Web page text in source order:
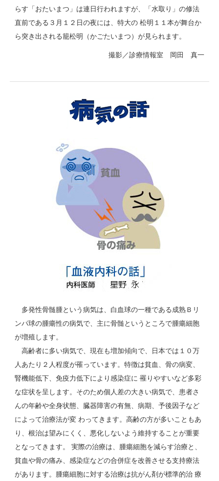
らす「おたいまつ」は連日行われますが、「水取り」の修法
直前である３月１２日の夜には、特大の 松明１１本が舞台か
ら突き出される籠松明（かごたいまつ）が見られます。
撮影／診療情報室 岡田 真一
多発性骨髄腫という病気は、白血球の一種である成熟Ｂリ
ンパ球の腫瘍性の病気で、主に骨髄というところで腫瘍細胞
が増殖します。
高齢者に多い病気で、現在も増加傾向で、日本では１０万
人あたり２人程度が罹っています。特徴は貧血、骨の病変、
腎機能低下、免疫力低下により感染症に 罹りやすいなど多彩
な症状を呈します。そのため個人差の大きい病気で、患者さ
んの年齢や全身状態、臓器障害の有無、病期、予後因子など
によって治療法が変 わってきます。高齢の方が多いこともあ
り、根治は望みにくく、悪化しないよう維持することが重要
となってきます。 実際の治療は、腫瘍細胞を減らす治療と、
貧血や骨の痛み、感染症などの合併症を改善させる支持療法
があります。腫瘍細胞に対する治療は抗がん剤が標準的治 療